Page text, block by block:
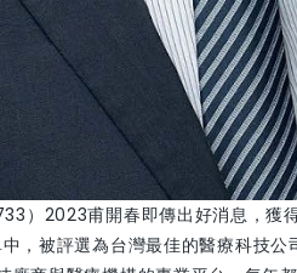
）2023甫開春即傳出好消息，
，被評選為台灣最佳的醫療科技